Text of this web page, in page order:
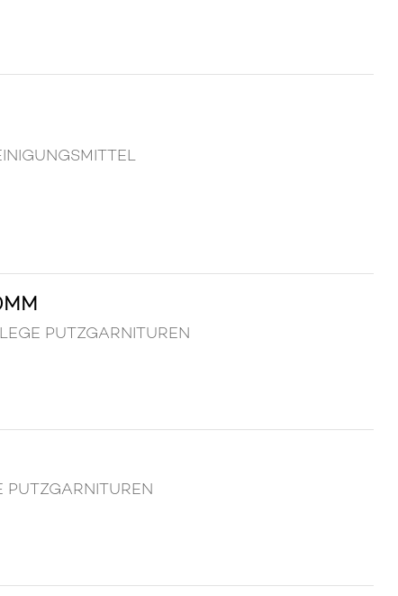
PUTZGARNITUREN